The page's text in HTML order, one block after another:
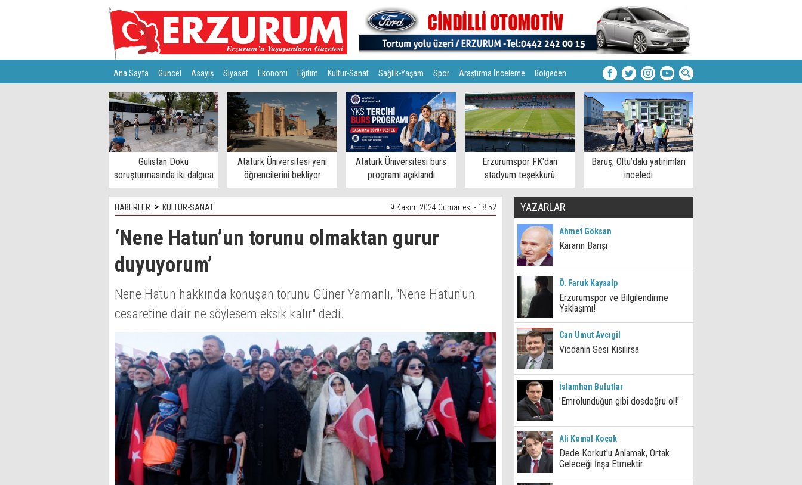
Ana Sayfa Guncel Asayiş Siyaset Ekonomi Eğitim Kültür-Sanat Sağlık-Yaşam Spor Araştırma İnceleme Bölgeden
Türkiye Teknoloji
Gülistan Doku
soruşturmasında iki dalgıca
tutuklama
Atatürk Üniversitesi yeni
öğrencilerini bekliyor
Atatürk Üniversitesi burs
programı açıklandı
Erzurumspor FK'dan
stadyum teşekkürü
Baruş, Oltu’daki yatırımları
inceledi
HABERLER > KÜLTÜR-SANAT 9 Kasım 2024 Cumartesi - 18:52
‘Nene Hatun’un torunu olmaktan gurur
duyuyorum’
Nene Hatun hakkında konuşan torunu Güner Yamanlı, "Nene Hatun'un
cesaretine dair ne söylesem eksik kalır" dedi.
YAZARLAR
Ahmet Göksan
Kararın Barışı
Ö. Faruk Kayaalp
Erzurumspor ve Bilgilendirme
Yaklaşımı!
Can Umut Avcıgil
Vicdanın Sesi Kısılırsa
İslamhan Bulutlar
'Emrolunduğun gibi dosdoğru ol!'
Ali Kemal Koçak
Dede Korkut'u Anlamak, Ortak
Geleceği İnşa Etmektir